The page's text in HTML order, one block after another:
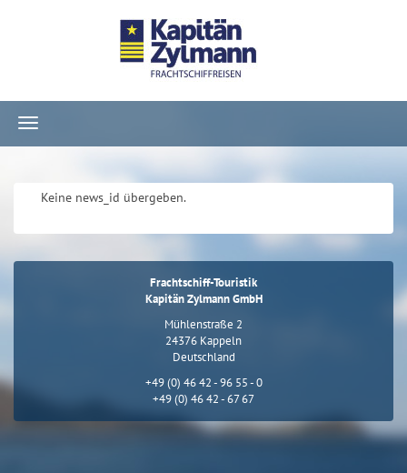
Navigation
ein-/ausblenden
Keine news_id übergeben.
Frachtschiff-Touristik
Kapitän Zylmann GmbH
Mühlenstraße 2
24376 Kappeln
Deutschland
+49 (0) 46 42 - 96 55 - 0
+49 (0) 46 42 - 67 67